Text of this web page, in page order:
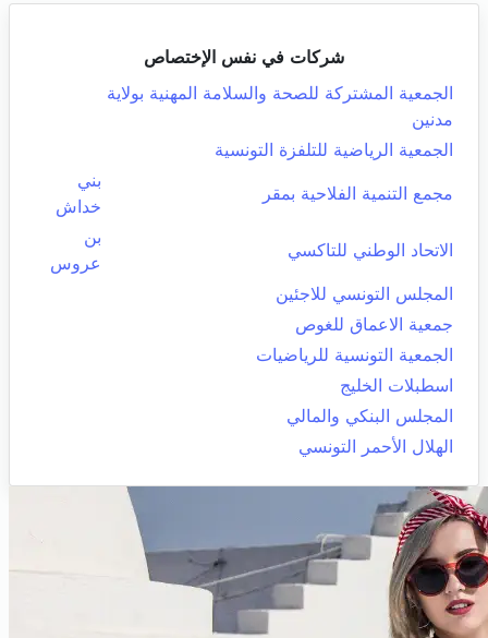
شركات في نفس الإختصاص
الجمعية المشتركة للصحة والسلامة المهنية بولاية
مدنين
الجمعية الرياضية للتلفزة التونسية
مجمع التنمية الفلاحية بمقر
بني
خداش
الاتحاد الوطني للتاكسي
بن
عروس
المجلس التونسي للاجئين
جمعية الاعماق للغوص
الجمعية التونسية للرياضيات
اسطبلات الخليج
المجلس البنكي والمالي
الهلال الأحمر التونسي